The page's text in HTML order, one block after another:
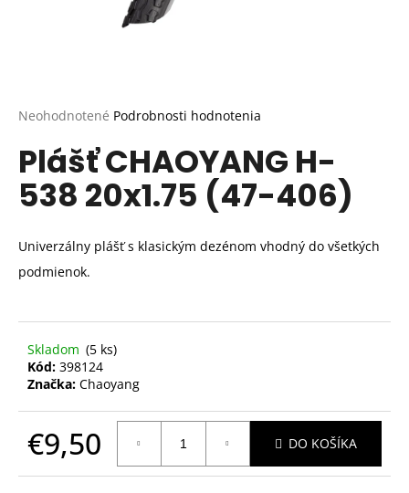
Priemerné
produktu
je
0,0
z
Neohodnotené Podrobnosti hodnotenia
Plášť CHAOYANG H-
538 20x1.75 (47-406)
Univerzálny plášť s klasickým dezénom vhodný do všetkých
podmienok.
Skladom (5 ks)
Kód: 398124
Značka: Chaoyang
€9,50 DO KOŠÍKA